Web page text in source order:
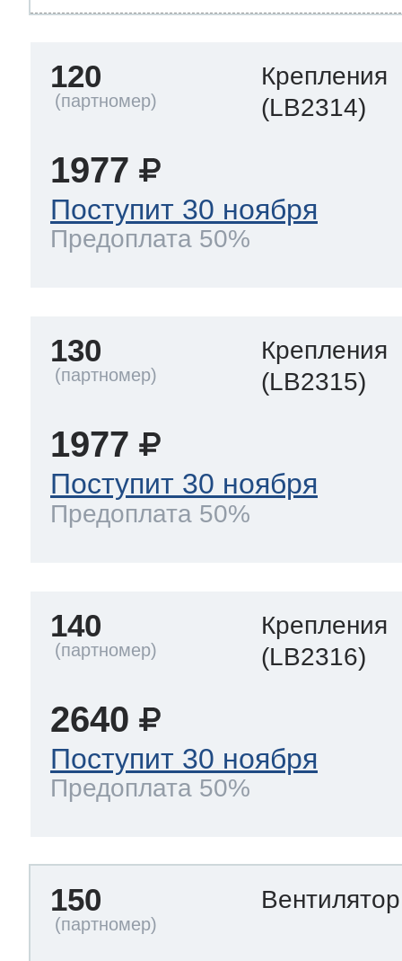
120
Крепления
(LB2314)
1977
Поступит 30 ноября
Предоплата 50%
130
Крепления
(LB2315)
1977
Поступит 30 ноября
Предоплата 50%
140
Крепления
(LB2316)
2640
Поступит 30 ноября
Предоплата 50%
150